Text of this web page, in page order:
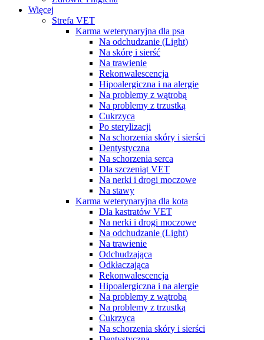
Więcej
Strefa VET
Karma weterynaryjna dla psa
Na odchudzanie (Light)
Na skórę i sierść
Na trawienie
Rekonwalescencja
Hipoalergiczna i na alergie
Na problemy z wątrobą
Na problemy z trzustką
Cukrzyca
Po sterylizacji
Na schorzenia skóry i sierści
Dentystyczna
Na schorzenia serca
Dla szczeniąt VET
Na nerki i drogi moczowe
Na stawy
Karma weterynaryjna dla kota
Dla kastratów VET
Na nerki i drogi moczowe
Na odchudzanie (Light)
Na trawienie
Odchudzająca
Odkłaczająca
Rekonwalescencja
Hipoalergiczna i na alergie
Na problemy z wątrobą
Na problemy z trzustką
Cukrzyca
Na schorzenia skóry i sierści